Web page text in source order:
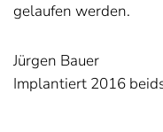
gelaufen werden.
Jürgen Bauer
Implantiert 2016